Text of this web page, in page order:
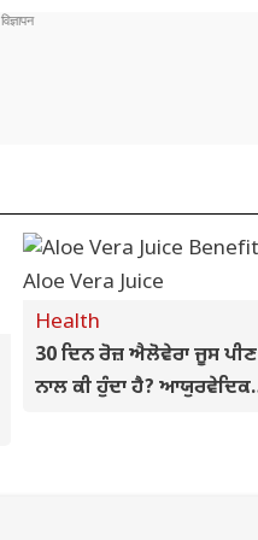
Health
30 ਦਿਨ ਰੋਜ਼ ਐਲੋਵੇਰਾ ਜੂਸ ਪੀਣ
ਨਾਲ ਕੀ ਹੁੰਦਾ ਹੈ? ਆਯੁਰਵੇਦਿਕ